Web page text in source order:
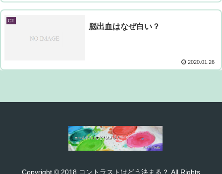
CT
脳出血はなぜ白い？
2020.01.26
Copyright © 2018 コントラストはどう決まる？ All Rights